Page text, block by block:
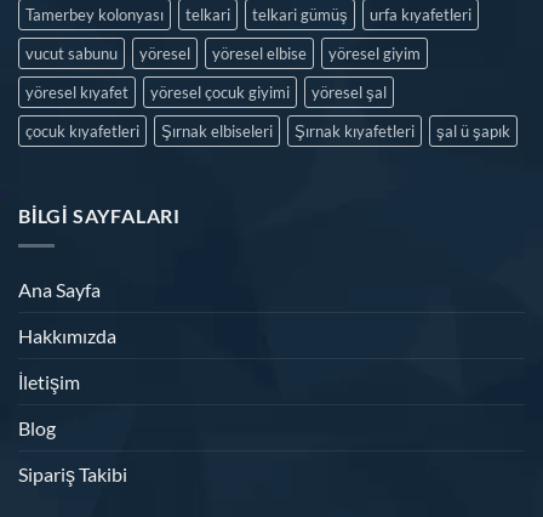
Tamerbey kolonyası
telkari telkari gümüş
urfa kıyafetleri
vucut sabunu
yöresel yöresel elbise
yöresel giyim
yöresel kıyafet
yöresel çocuk giyimi
yöresel şal
çocuk kıyafetleri
Şırnak elbiseleri Şırnak kıyafetleri şal ü şapık
BILGI SAYFALARI
Ana Sayfa
Hakkımızda
İletişim
Blog
Sipariş Takibi